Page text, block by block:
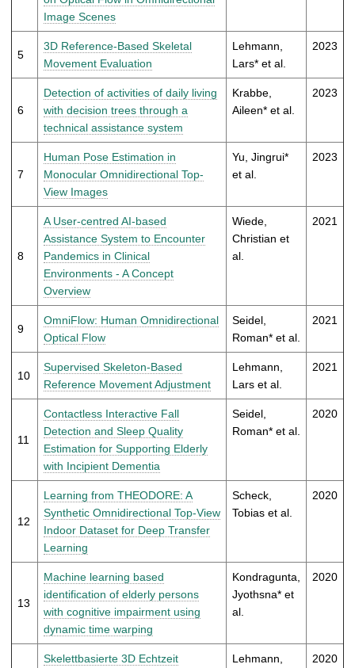
Image Scenes
5
3D Reference-Based Skeletal
Movement Evaluation
Lehmann,
Lars* et al.
2023
6
Detection of activities of daily living
with decision trees through a
technical assistance system
Krabbe,
Aileen* et al.
2023
7
Human Pose Estimation in
Monocular Omnidirectional Top-
View Images
Yu, Jingrui*
et al.
2023
8
A User-centred AI-based
Assistance System to Encounter
Pandemics in Clinical
Environments - A Concept
Overview
Wiede,
Christian et
al.
2021
9
OmniFlow: Human Omnidirectional
Optical Flow
Seidel,
Roman* et al.
2021
10
Supervised Skeleton-Based
Reference Movement Adjustment
Lehmann,
Lars et al.
2021
11
Contactless Interactive Fall
Detection and Sleep Quality
Estimation for Supporting Elderly
with Incipient Dementia
Seidel,
Roman* et al.
2020
12
Learning from THEODORE: A
Synthetic Omnidirectional Top-View
Indoor Dataset for Deep Transfer
Learning
Scheck,
Tobias et al.
2020
13
Machine learning based
identification of elderly persons
with cognitive impairment using
dynamic time warping
Kondragunta,
Jyothsna* et
al.
2020
Skelettbasierte 3D Echtzeit
Lehmann,
2020